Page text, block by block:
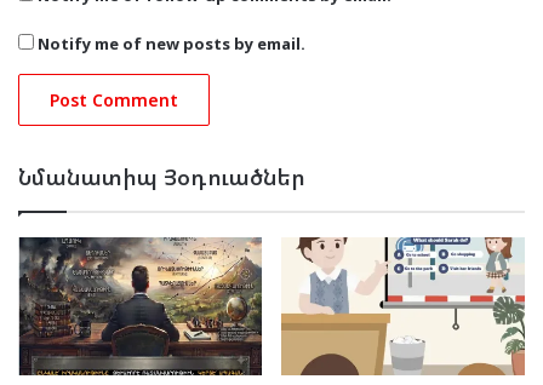
Notify me of new posts by email.
Նմանատիպ Յօդուածներ